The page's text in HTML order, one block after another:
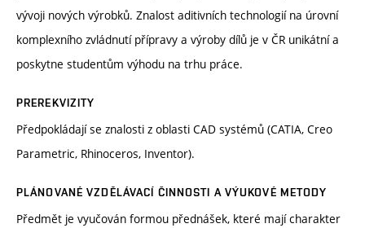
vývoji nových výrobků. Znalost aditivních technologií na úrovní
komplexního zvládnutí přípravy a výroby dílů je v ČR unikátní a
poskytne studentům výhodu na trhu práce.
PREREKVIZITY
Předpokládají se znalosti z oblasti CAD systémů (CATIA, Creo
Parametric, Rhinoceros, Inventor).
PLÁNOVANÉ VZDĚLÁVACÍ ČINNOSTI A VÝUKOVÉ METODY
Předmět je vyučován formou přednášek, které mají charakter